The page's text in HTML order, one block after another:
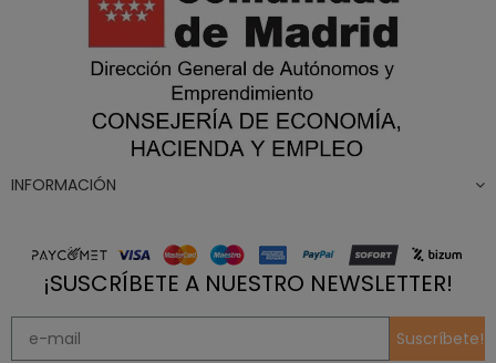
INFORMACIÓN
¡SUSCRÍBETE A NUESTRO NEWSLETTER!
Suscríbete!